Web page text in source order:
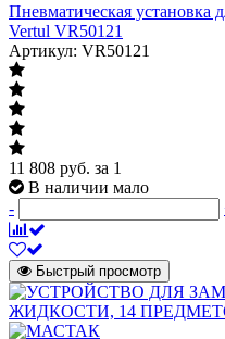
Пневматическая установка
Vertul VR50121
Артикул: VR50121
11 808 руб. за 1
В наличии мало
-
Быстрый просмотр